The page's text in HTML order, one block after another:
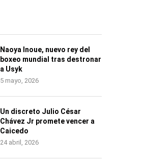
Naoya Inoue, nuevo rey del
boxeo mundial tras destronar
a Usyk
5 mayo, 2026
Un discreto Julio César
Chávez Jr promete vencer a
Caicedo
24 abril, 2026